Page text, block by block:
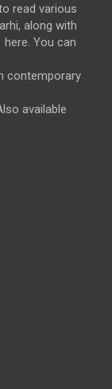
read various
along with
You can
contemporary
available